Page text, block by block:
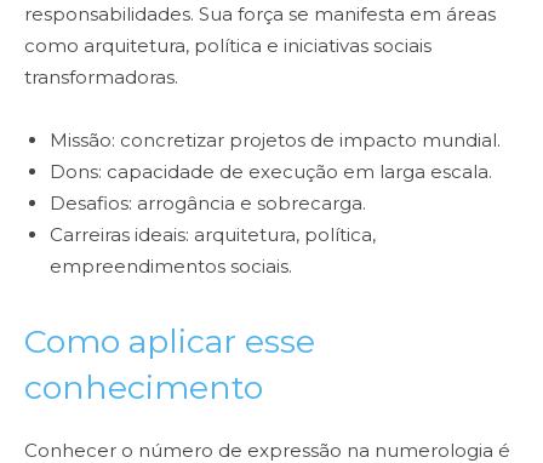
responsabilidades. Sua força se manifesta em áreas
como arquitetura, política e iniciativas sociais
transformadoras.
Missão: concretizar projetos de impacto mundial.
Dons: capacidade de execução em larga escala.
Desafios: arrogância e sobrecarga.
Carreiras ideais: arquitetura, política,
empreendimentos sociais.
Como aplicar esse
conhecimento
Conhecer o número de expressão na numerologia é